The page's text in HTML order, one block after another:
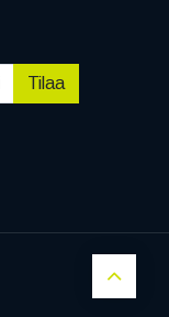
Tilaa